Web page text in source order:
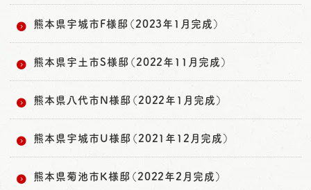
熊本県宇城市F様邸（2023年1月完成）
熊本県宇土市S様邸（2022年11月完成）
熊本県八代市N様邸（2022年1月完成）
熊本県宇城市U様邸（2021年12月完成）
熊本県菊池市K様邸（2022年2月完成）